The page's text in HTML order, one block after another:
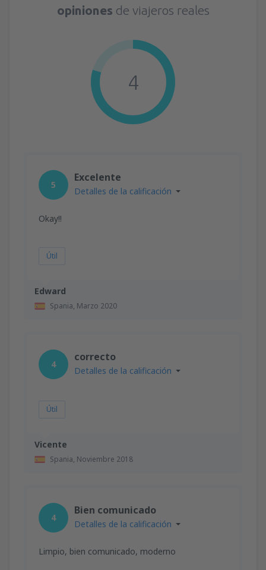
opiniones de viajeros reales
4
Edward
Spania, Marzo 2020
5
Excelente
Detalles de la calificación
Okay!!
Útil
Vicente
Spania, Noviembre 2018
4
correcto
Detalles de la calificación
Útil
4
Bien comunicado
Detalles de la calificación
Limpio, bien comunicado, moderno